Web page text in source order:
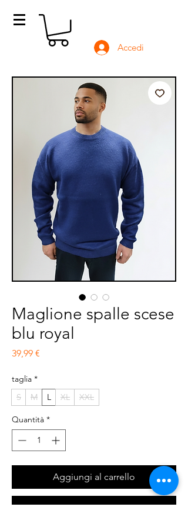
Accedi
Maglione spalle scese
blu royal
39,99 €
taglia *
S
M L XL XXL
Quantità *
Aggiungi al carrello
Acquista ora